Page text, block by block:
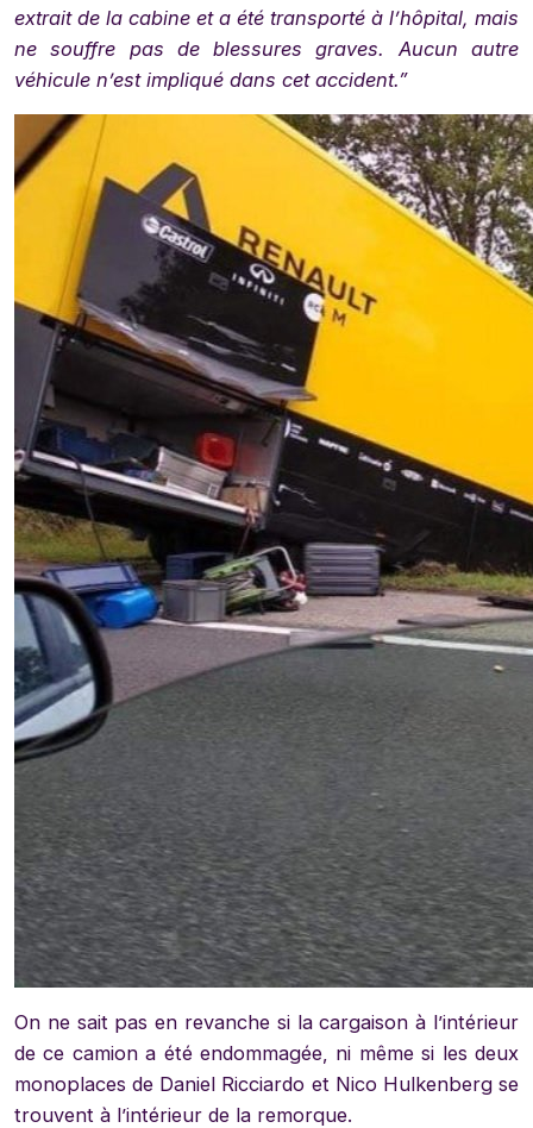
extrait de la cabine et a été transporté à l’hôpital, mais
ne souffre pas de blessures graves. Aucun autre
véhicule n’est impliqué dans cet accident.”
On ne sait pas en revanche si la cargaison à l’intérieur
de ce camion a été endommagée, ni même si les deux
monoplaces de Daniel Ricciardo et Nico Hulkenberg se
trouvent à l’intérieur de la remorque.